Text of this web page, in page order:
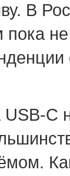
В
C